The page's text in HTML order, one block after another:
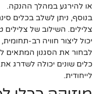
או להירגע במהלך ההנקה.
בנוסף, ניתן לשלב בכלים
צלילים. השילוב של צלילים
יכול ליצור חוויה רב-
לבחור את הסגנון המתאים
כלים שונים יכולה לשדרג
לייחודית.